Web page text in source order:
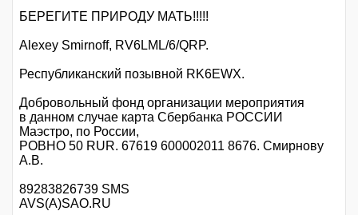
БЕРЕГИТЕ ПРИРОДУ МАТЬ!!!!!
Alexey Smirnoff, RV6LML/6/QRP.
Республиканский позывной RK6EWX.
Добровольный фонд организации мероприятия
в данном случае карта Сбербанка РОССИИ
Маэстро, по России,
РОВНО 50 RUR. 67619 600002011 8676. Смирнову
А.В.
89283826739 SMS
AVS(A)SAO.RU